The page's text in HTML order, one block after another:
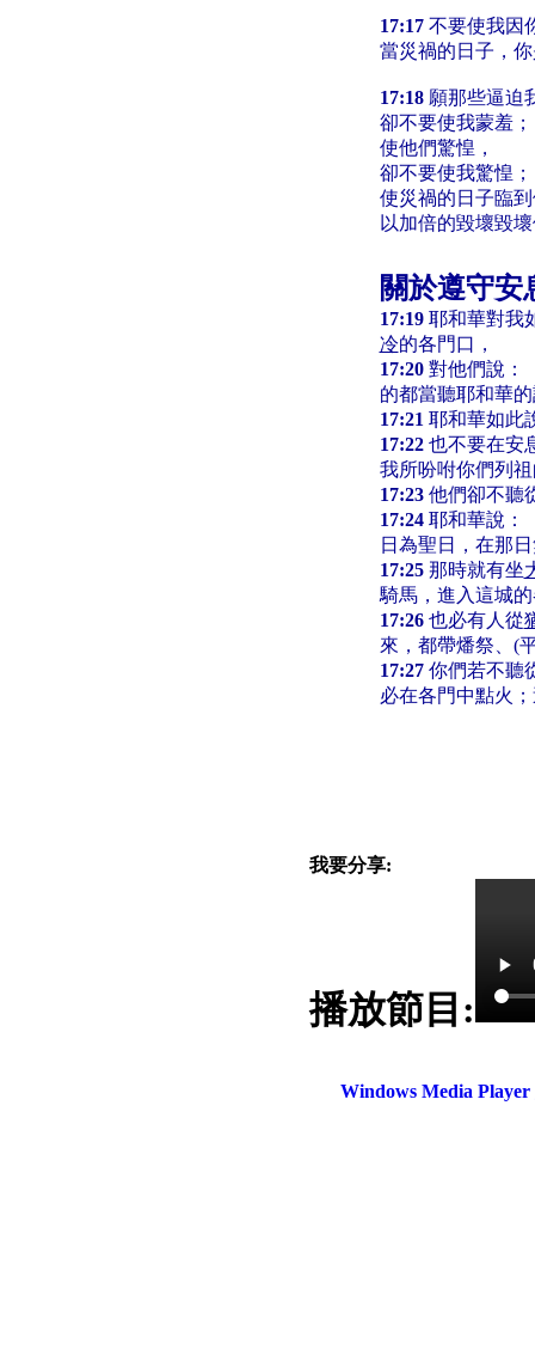
17:17 不要使我因
當災禍的日子，
17:18 願那些逼迫
卻不要使我蒙羞；
使他們驚惶，
卻不要使我驚惶；
使災禍的日子臨
以加倍的毀壞毀
關於遵守安
17:19 耶和華對我
冷的各門口，
17:20 對他們說：
的都當聽耶和華
17:21 耶和華如此
17:22 也不要在安
我所吩咐你們列
17:23 他們卻不聽
17:24 耶和華說：
日為聖日，在那
17:25 那時就有坐
騎馬，進入這城
17:26 也必有人從
來，都帶燔祭、(
17:27 你們若不聽
必在各門中點火
我要分享:
播放節目:
Windows Media